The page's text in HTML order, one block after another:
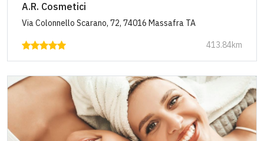
A.R. Cosmetici
Via Colonnello Scarano, 72, 74016 Massafra TA
413.84km